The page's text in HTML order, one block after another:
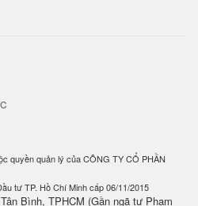
quyền quản lý của CÔNG TY CỔ PHẦN
tư TP. Hồ Chí Minh cấp 06/11/2015
Bình, TPHCM (Gần ngã tư Phạm